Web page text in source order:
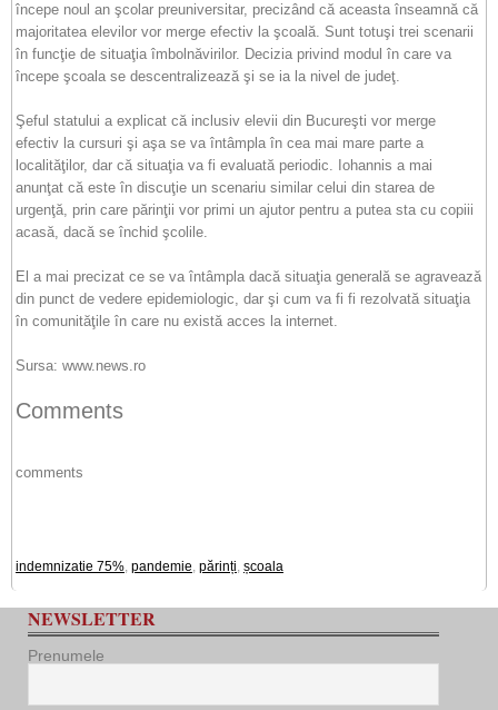
începe noul an şcolar preuniversitar, precizând că aceasta înseamnă că
majoritatea elevilor vor merge efectiv la şcoală. Sunt totuşi trei scenarii
în funcţie de situaţia îmbolnăvirilor. Decizia privind modul în care va
începe şcoala se descentralizează şi se ia la nivel de judeţ.
Şeful statului a explicat că inclusiv elevii din Bucureşti vor merge
efectiv la cursuri şi aşa se va întâmpla în cea mai mare parte a
localităţilor, dar că situaţia va fi evaluată periodic. Iohannis a mai
anunţat că este în discuţie un scenariu similar celui din starea de
urgenţă, prin care părinţii vor primi un ajutor pentru a putea sta cu copiii
acasă, dacă se închid şcolile.
El a mai precizat ce se va întâmpla dacă situaţia generală se agravează
din punct de vedere epidemiologic, dar şi cum va fi fi rezolvată situaţia
în comunităţile în care nu există acces la internet.
Sursa: www.news.ro
Comments
comments
indemnizatie 75%, pandemie, părinți, școala
NEWSLETTER
Prenumele